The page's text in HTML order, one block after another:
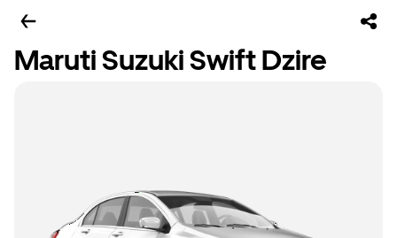
Maruti Suzuki Swift Dzire